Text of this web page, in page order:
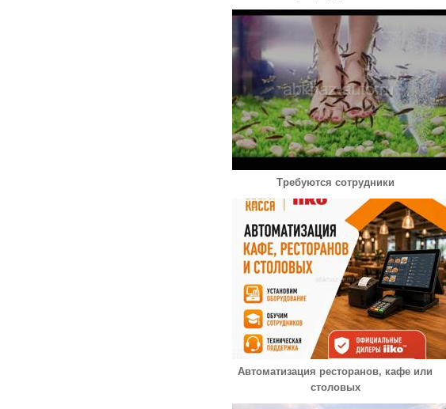
Требуются сотрудники
Автоматизация ресторанов, кафе или
столовых